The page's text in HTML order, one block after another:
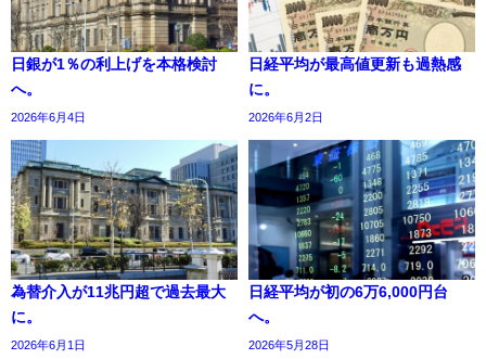
日銀が1％の利上げを本格検討
へ。
2026年6月4日
日経平均が最高値更新も過熱感
に。
2026年6月2日
為替介入が11兆円超で過去最大
に。
2026年6月1日
日経平均が初の6万6,000円台
へ。
2026年5月28日